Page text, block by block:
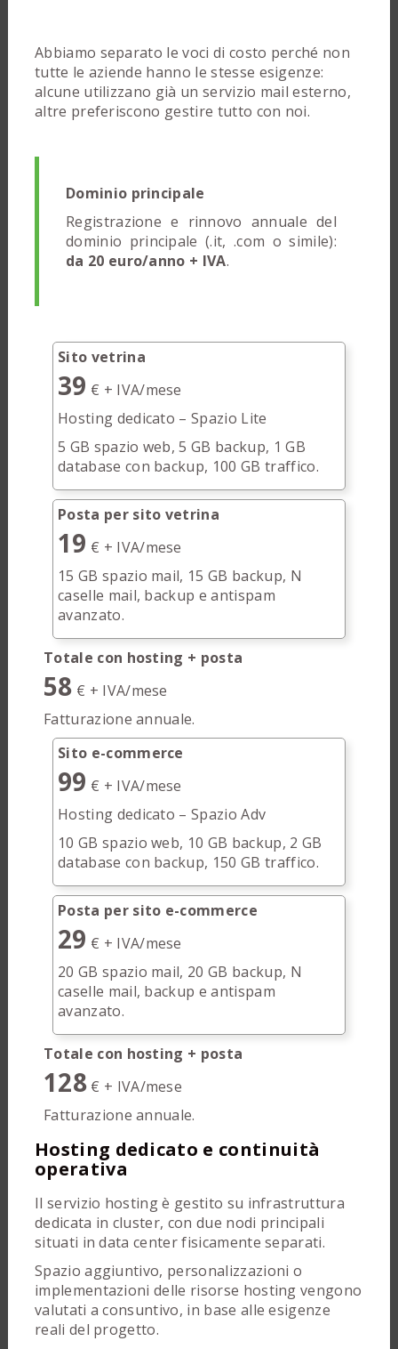
Abbiamo separato le voci di costo perché non
tutte le aziende hanno le stesse esigenze:
alcune utilizzano già un servizio mail esterno,
altre preferiscono gestire tutto con noi.
Dominio principale
Registrazione e rinnovo annuale del
dominio principale (.it, .com o simile):
da 20 euro/anno + IVA.
Sito vetrina
39 € + IVA/mese
Hosting dedicato – Spazio Lite
5 GB spazio web, 5 GB backup, 1 GB
database con backup, 100 GB traffico.
Posta per sito vetrina
19 € + IVA/mese
15 GB spazio mail, 15 GB backup, N
caselle mail, backup e antispam
avanzato.
Totale con hosting + posta
58 € + IVA/mese
Fatturazione annuale.
Sito e-commerce
99 € + IVA/mese
Hosting dedicato – Spazio Adv
10 GB spazio web, 10 GB backup, 2 GB
database con backup, 150 GB traffico.
Posta per sito e-commerce
29 € + IVA/mese
20 GB spazio mail, 20 GB backup, N
caselle mail, backup e antispam
avanzato.
Totale con hosting + posta
128€ + IVA/mese
Fatturazione annuale.
Hosting dedicato e continuità
operativa
Il servizio hosting è gestito su infrastruttura
dedicata in cluster, con due nodi principali
situati in data center fisicamente separati.
Spazio aggiuntivo, personalizzazioni o
implementazioni delle risorse hosting vengono
valutati a consuntivo, in base alle esigenze
reali del progetto.